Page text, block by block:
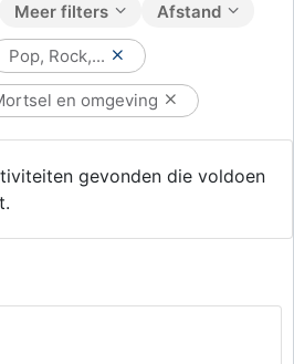
Afstand
Meer filters
Pop, Rock,...
en omgeving
gevonden die voldoen